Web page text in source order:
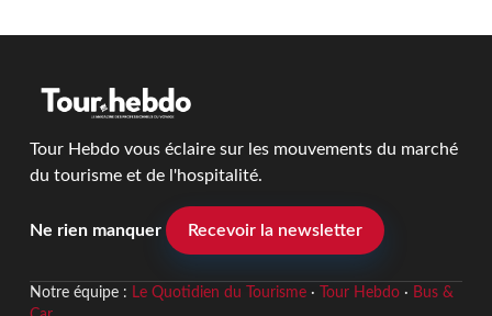
Tour Hebdo vous éclaire sur les mouvements du marché
du tourisme et de l'hospitalité.
Ne rien manquer Recevoir la newsletter
Notre équipe : Le Quotidien du Tourisme· Tour Hebdo· Bus &